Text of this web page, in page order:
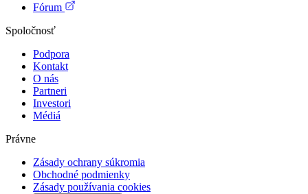
Fórum
Spoločnosť
Podpora
Kontakt
O nás
Partneri
Investori
Médiá
Právne
Zásady ochrany súkromia
Obchodné podmienky
Zásady používania cookies